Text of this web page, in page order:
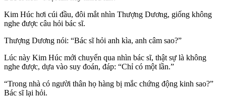
Kim Húc hơi cúi đầu, đôi mắt nhìn Thượng Dương, giống không
nghe được câu hỏi bác sĩ.
Thượng Dương nói: “Bác sĩ hỏi anh kìa, anh câm sao?”
Lúc này Kim Húc mới chuyển qua nhìn bác sĩ, thật sự là không
nghe được, dựa vào suy đoán, đáp: “Chỉ có một lần.”
“Trong nhà có người thân họ hàng bị mắc chứng động kinh sao?”
Bác sĩ lại hỏi.